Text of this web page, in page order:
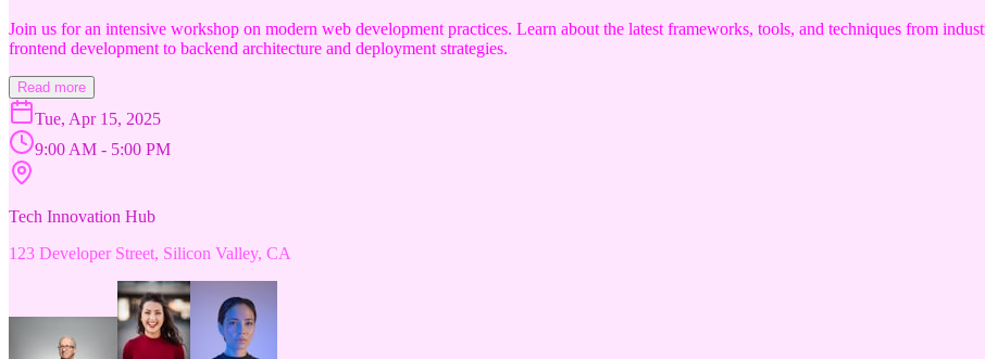
Join us for an intensive workshop on modern web development practices. Learn about the latest frameworks, tools, and techniques from
frontend development to backend architecture and deployment strategies.
Read more
Tue, Apr 15, 2025
9:00 AM - 5:00 PM
Tech Innovation Hub
123 Developer Street, Silicon Valley, CA